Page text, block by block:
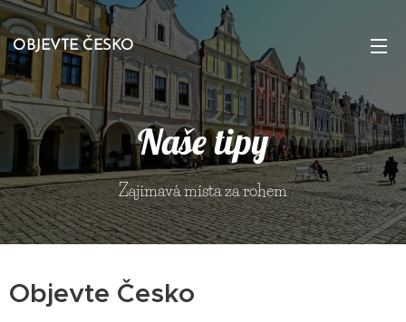
OBJEVTE ČESKO
Naše tipy
Zajímavá místa za rohem
Objevte Česko